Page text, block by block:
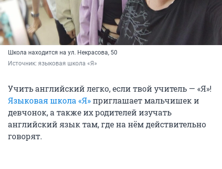
Школа находится на ул. Некрасова, 50
Источник: языковая школа «Я»
Учить английский легко, если твой учитель — «Я»!
Языковая школа «Я»приглашает мальчишек и
девчонок, а также их родителей изучать
английский язык там, где на нём действительно
говорят.